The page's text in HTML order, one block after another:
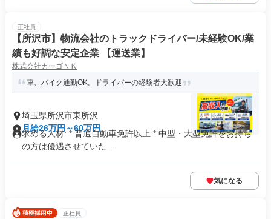
正社員
【所沢市】物流会社のトラックドライバー/未経験OK/業
績も好調な安定企業 【運送業】
株式会社カーゴＮＫ
車、バイク通勤OK。ドライバーの経験者大歓迎
埼玉県所沢市東所沢
月給26万円～60万円
求める人材: * 普通自動車免許以上 * 中型・大型免許をお持ち
の方は優遇させていた...
気になる
正社員